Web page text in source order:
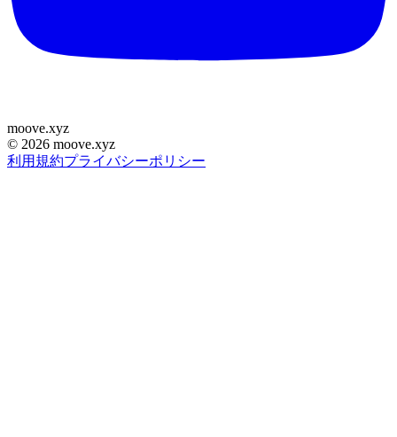
moove.xyz
© 2026 moove.xyz
利用規約プライバシーポリシー